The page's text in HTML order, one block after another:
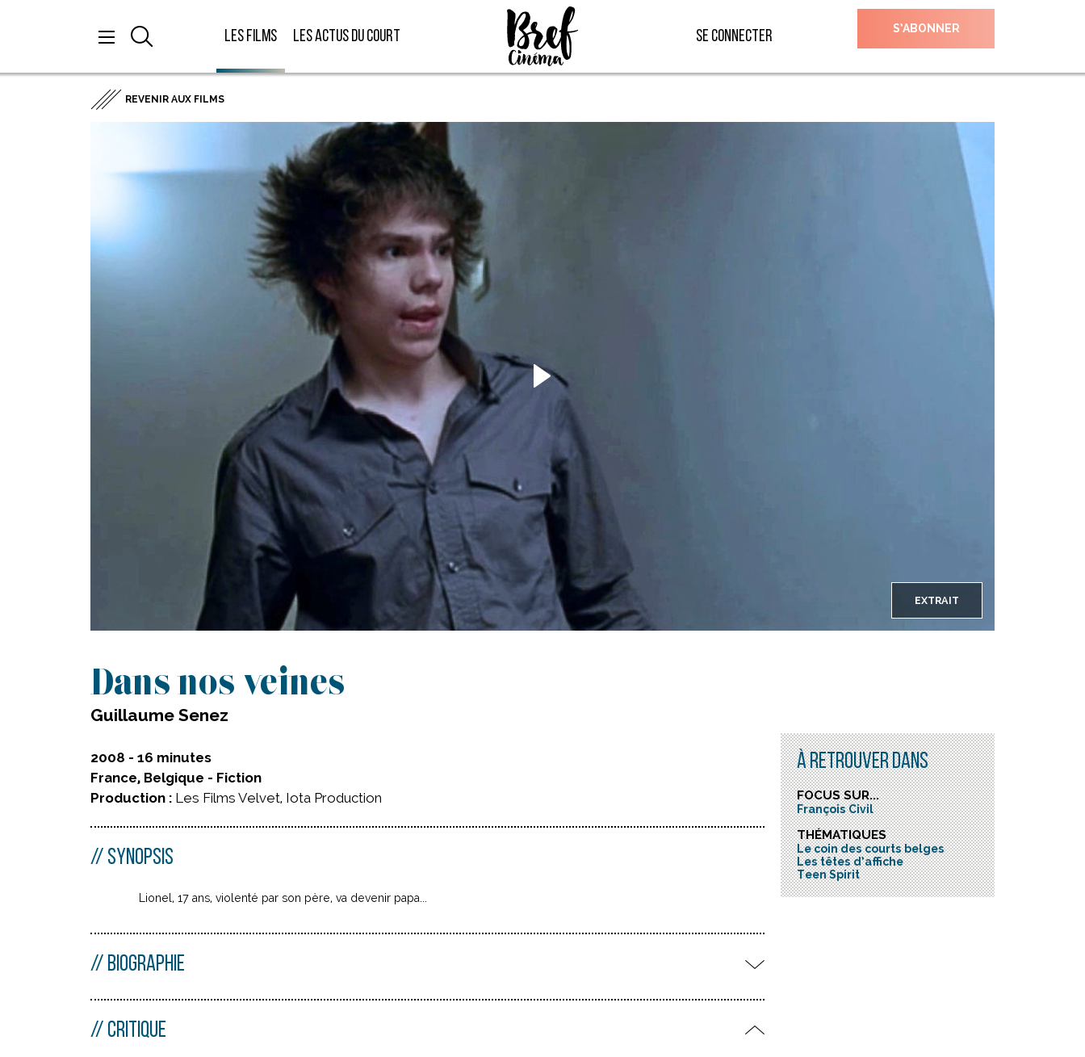
Les films Les actus du court Se connecter S’ABONNER
REVENIR AUX FILMS
EXTRAIT
Dans nos veines
Guillaume Senez
2008 - 16 minutes
France, Belgique - Fiction
Production : Les Films Velvet, Iota Production
SYNOPSIS
Lionel, 17 ans, violenté par son père, va devenir papa...
BIOGRAPHIE
CRITIQUE
À RETROUVER DANS
FOCUS SUR...
François Civil
THÉMATIQUES
Le coin des courts belges
Les têtes d’affiche
Teen Spirit